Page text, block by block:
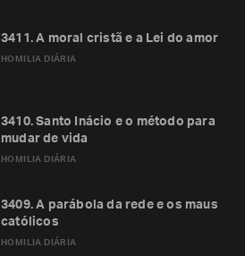
HOMILIA DIÁRIA
3411. A moral cristã e a Lei do amor
HOMILIA DIÁRIA
3410. Santo Inácio e o método para
mudar de vida
HOMILIA DIÁRIA
3409. A parábola da rede e os maus
católicos